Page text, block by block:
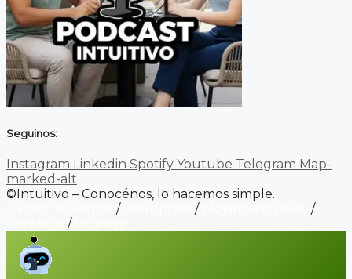
Seguinos:
Instagram Linkedin Spotify Youtube Telegram Map-
marked-alt
©Intuitivo – Conocénos, lo hacemos simple.
/ /
/
/